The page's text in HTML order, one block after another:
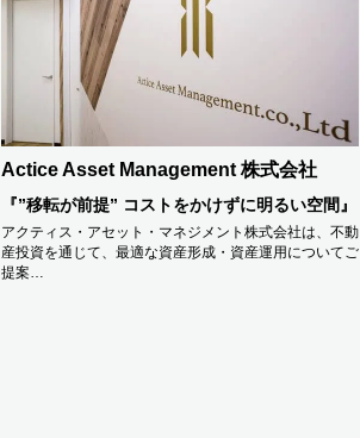
Actice Asset Management 株式会社
『”移転が前提” コストをかけずに明るい空間』
アクティス・アセット・マネジメント株式会社は、不動
産投資を通じて、最適な資産形成・資産運用についてご
提案…